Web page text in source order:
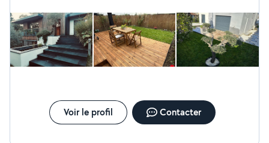
Voir le profil Contacter